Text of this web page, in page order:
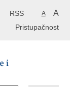
A A
RSS
Pristupačnost